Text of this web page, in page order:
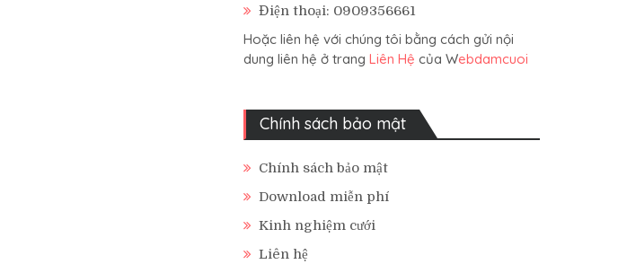
Điện thoại: 0909356661
Hoặc liên hệ với chúng tôi bằng cách gửi nội
dung liên hệ ở trang Liên Hệ của Webdamcuoi
Chính sách bảo mật
Chính sách bảo mật
Download miễn phí
Kinh nghiệm cưới
Liên hệ